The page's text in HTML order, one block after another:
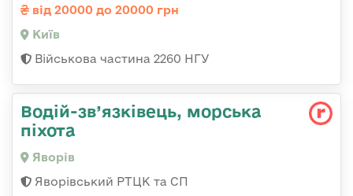
від 20000 до 20000 грн
Київ
Військова частина 2260 НГУ
Водій-зв’язківець, морська
піхота
Яворів
Яворівський РТЦК та СП